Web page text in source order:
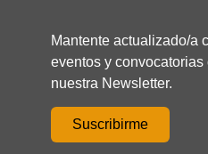
Mantente actualizado/a
eventos y
nuestra Newsletter.
Suscribirme